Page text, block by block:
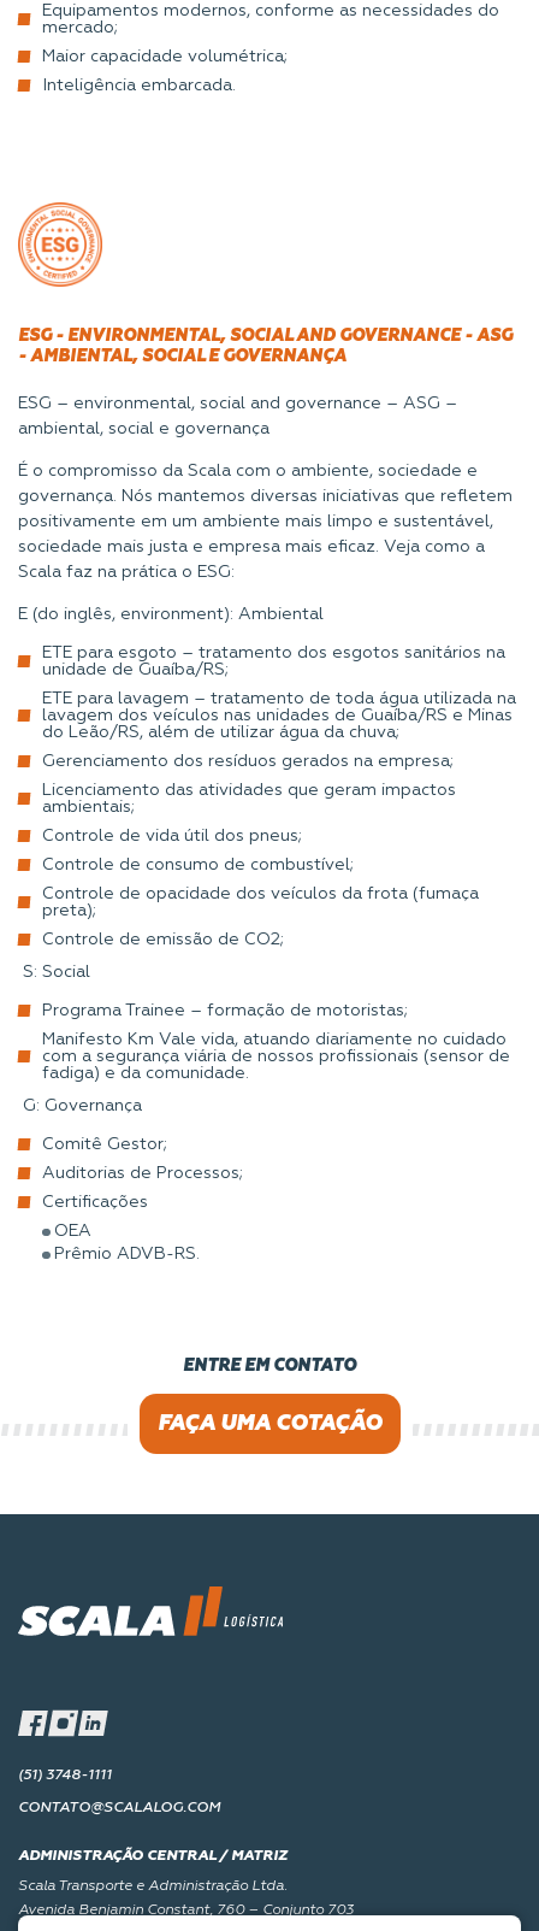
Equipamentos modernos, conforme as necessidades do
mercado;
Maior capacidade volumétrica;
Inteligência embarcada.
ESG - ENVIRONMENTAL, SOCIAL AND GOVERNANCE - ASG
- AMBIENTAL, SOCIAL E GOVERNANÇA
ESG – environmental, social and governance – ASG –
ambiental, social e governança
É o compromisso da Scala com o ambiente, sociedade e
governança. Nós mantemos diversas iniciativas que refletem
positivamente em um ambiente mais limpo e sustentável,
sociedade mais justa e empresa mais eficaz. Veja como a
Scala faz na prática o ESG:
E (do inglês, environment): Ambiental
ETE para esgoto – tratamento dos esgotos sanitários na
unidade de Guaíba/RS;
ETE para lavagem – tratamento de toda água utilizada na
lavagem dos veículos nas unidades de Guaíba/RS e Minas
do Leão/RS, além de utilizar água da chuva;
Gerenciamento dos resíduos gerados na empresa;
Licenciamento das atividades que geram impactos
ambientais;
Controle de vida útil dos pneus;
Controle de consumo de combustível;
Controle de opacidade dos veículos da frota (fumaça
preta);
Controle de emissão de CO2;
S: Social
Programa Trainee – formação de motoristas;
Manifesto Km Vale vida, atuando diariamente no cuidado
com a segurança viária de nossos profissionais (sensor de
fadiga) e da comunidade.
G: Governança
Comitê Gestor;
Auditorias de Processos;
Certificações
OEA
Prêmio ADVB-RS.
ENTRE EM CONTATO
FAÇA UMA COTAÇÃO
(51) 3748-1111
CONTATO@SCALALOG.COM
ADMINISTRAÇÃO CENTRAL / MATRIZ
Scala Transporte e Administração Ltda.
Avenida Benjamin Constant, 760 – Conjunto 703